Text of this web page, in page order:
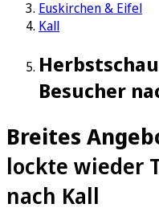
Euskirchen & Eifel
Kall
Besucher
Breites
lockte wieder
nach Kall